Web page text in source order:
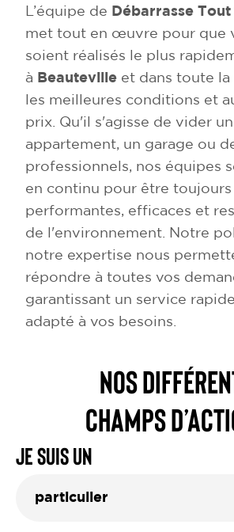
L’équipe de
Débarrasse
met tout en œuvre pour que
soient réalisés le plus
à
Beauteville et dans toute la
les meilleures conditions et
prix. Qu'il s'agisse de vider
appartement, un garage ou
professionnels, nos équipes
en continu pour être toujours
performantes, efficaces et
de l'environnement. Notre
notre expertise nous
répondre à toutes vos
garantissant un service
adapté à vos besoins.
NOS
CHAMPS
Je suis un